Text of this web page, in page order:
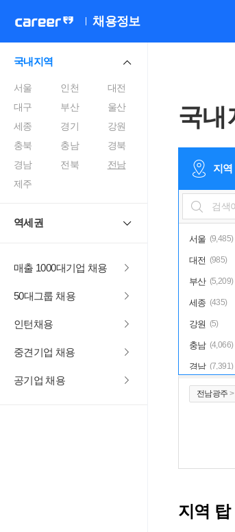
채용정보
국내지역
서울 인천
대전
대구
부산
울산
세종
경기
강원
충북
충남
경북
경남
전북
전남
제주
역세권
매출 1000대기업 채용
50대그룹 채용
인턴채용
중견기업 채용
공기업 채용
국내
지역
서울 (9,485)
대전 (985)
부산 (5,209)
세종 (435)
강원 (5)
충남 (4,066)
경남 (7,391)
전남광주
전남광주 >
지역 탑